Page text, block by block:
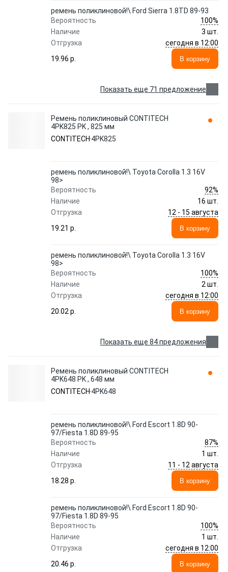
ремень поликлиновой!\ Ford Sierra 1.8TD 89-93
Вероятность
100%
Наличие
3 шт.
Отгрузка
сегодня в 12:00
19.96 p.
В корзину
Показать еще 71 предложение
Ремень поликлиновый CONTITECH
4PK825 PK , 825 мм
CONTITECH 4PK825
ремень поликлиновой!\ Toyota Corolla 1.3 16V
98>
Вероятность
92%
Наличие
16 шт.
Отгрузка
12 - 15 августа
19.21 p.
В корзину
ремень поликлиновой!\ Toyota Corolla 1.3 16V
98>
Вероятность
100%
Наличие
2 шт.
Отгрузка
сегодня в 12:00
20.02 p.
В корзину
Показать еще 84 предложения
Ремень поликлиновый CONTITECH
4PK648 PK , 648 мм
CONTITECH 4PK648
ремень поликлиновой!\ Ford Escort 1.8D 90-
97/Fiesta 1.8D 89-95
Вероятность
87%
Наличие
1 шт.
Отгрузка
11 - 12 августа
18.28 p.
В корзину
ремень поликлиновой!\ Ford Escort 1.8D 90-
97/Fiesta 1.8D 89-95
Вероятность
100%
Наличие
1 шт.
Отгрузка
сегодня в 12:00
20.46 p.
В корзину